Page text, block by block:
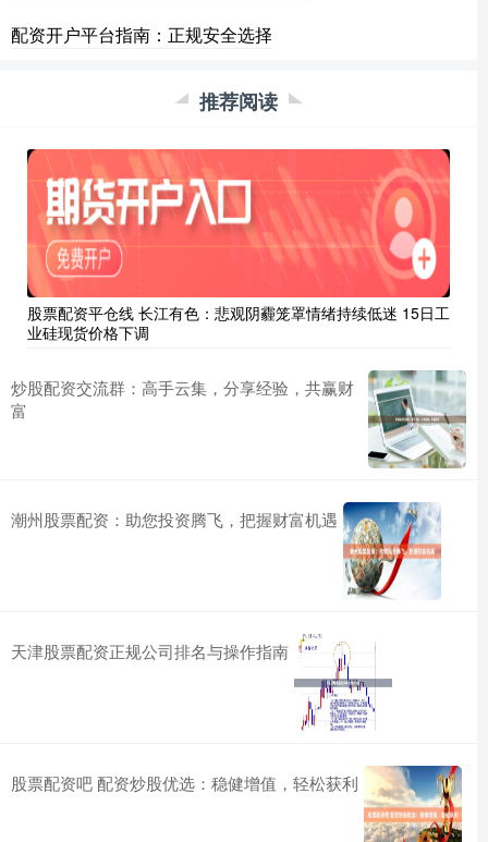
配资开户平台指南：正规安全选择
推荐阅读
股票配资平仓线 长江有色：悲观阴霾笼罩情绪持续低迷 15日工
业硅现货价格下调
炒股配资交流群：高手云集，分享经验，共赢财
富
潮州股票配资：助您投资腾飞，把握财富机遇
天津股票配资正规公司排名与操作指南
股票配资吧 配资炒股优选：稳健增值，轻松获利